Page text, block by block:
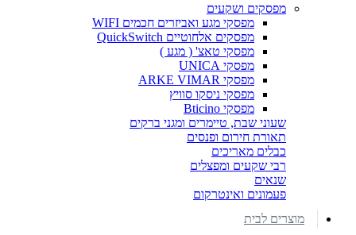
מפסקים ושקעים
מפסקי מגע ואביזרים חכמים WIFI
מפסקים אלחוטיים QuickSwitch
מפסקי טאצ' ( מגע )
מפסקי UNICA
מפסקי ARKE VIMAR
מפסקי ניסקו סוויץ
מפסקי Bticino
שעוני שבת, טיימרים ומגני ברקים
תאורת חירום ופנסים
כבלים מאריכים
רבי שקעים ומפצלים
שנאים
פעמונים ואינטרקום
מוצרים לבית